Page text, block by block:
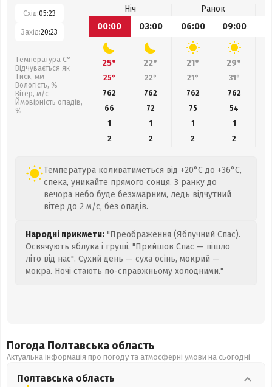
Схід:05:23
Захід:20:23
Температура С°
Відчувається як
Тиск, мм
Вологість, %
Вітер, м/с
Ймовірність опадів,
%
Ніч
Ранок
00:00
03:00 06:00 09:00
25° 22° 21° 29°
25° 22° 21° 31°
762
762 762 762
66
72 75 54
1
1 1
1
2
2 2 2
Температура коливатиметься від +20°C до +36°C,
спека, уникайте прямого сонця. З ранку до
вечора небо буде безхмарним, ледь відчутний
вітер до 2 м/с, без опадів.
Народні прикмети: "Преображення (Яблучний Спас).
Освячують яблука і груші. "Прийшов Спас — пішло
літо від нас". Сухий день — суха осінь, мокрий —
мокра. Ночі стають по-справжньому холодними."
Погода Полтавська область
Актуальна інформація про погоду та атмосферні умови на сьогодні
Полтавська область